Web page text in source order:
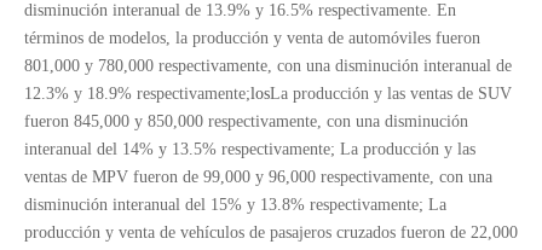
disminución interanual de 13.9% y 16.5% respectivamente. En
términos de modelos, la producción y venta de automóviles fueron
801,000 y 780,000 respectivamente, con una disminución interanual de
12.3% y 18.9% respectivamente;losLa producción y las ventas de SUV
fueron 845,000 y 850,000 respectivamente, con una disminución
interanual del 14% y 13.5% respectivamente; La producción y las
ventas de MPV fueron de 99,000 y 96,000 respectivamente, con una
disminución interanual del 15% y 13.8% respectivamente; La
producción y venta de vehículos de pasajeros cruzados fueron de 22,000